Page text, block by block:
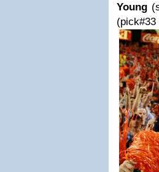
Young
(pick#33